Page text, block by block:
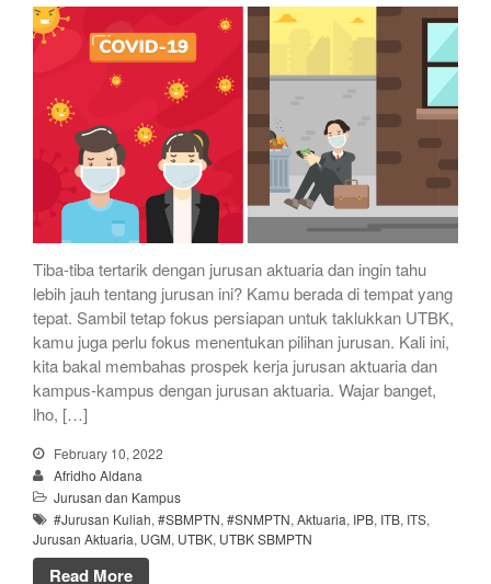
Tiba-tiba tertarik dengan jurusan aktuaria dan ingin tahu
lebih jauh tentang jurusan ini? Kamu berada di tempat yang
tepat. Sambil tetap fokus persiapan untuk taklukkan UTBK,
kamu juga perlu fokus menentukan pilihan jurusan. Kali ini,
kita bakal membahas prospek kerja jurusan aktuaria dan
kampus-kampus dengan jurusan aktuaria. Wajar banget,
lho, […]
February 10, 2022
Afridho Aldana
Jurusan dan Kampus
#Jurusan Kuliah, #SBMPTN, #SNMPTN, Aktuaria, IPB, ITB, ITS,
Jurusan Aktuaria, UGM, UTBK, UTBK SBMPTN
Read More